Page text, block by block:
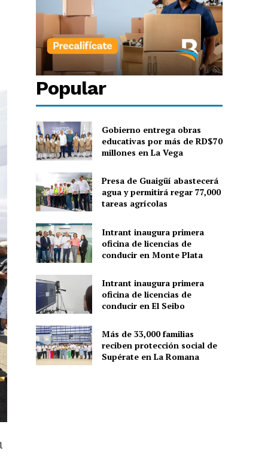
Popular
Gobierno entrega obras
educativas por más de RD$70
millones en La Vega
Presa de Guaigüí abastecerá
agua y permitirá regar 77,000
tareas agrícolas
Intrant inaugura primera
oficina de licencias de
conducir en Monte Plata
Intrant inaugura primera
oficina de licencias de
conducir en El Seibo
Más de 33,000 familias
reciben protección social de
Supérate en La Romana